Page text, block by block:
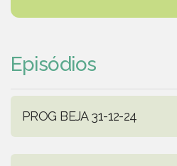
Episódios
PROG BEJA 31-12-24